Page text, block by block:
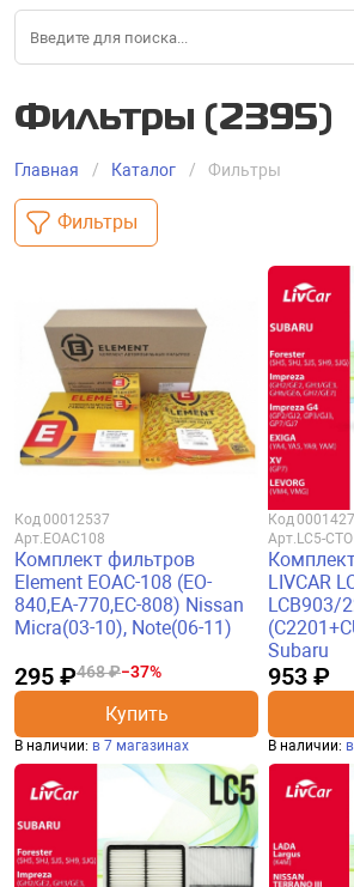
Фильтры (2395)
Главная Каталог Фильтры
Фильтры
Код00012537
Арт. EOAC108
Комплект фильтров
Element EOAC-108 (EO-
840,EA-770,EC-808) Nissan
Micra(03-10), Note(06-11)
295 ₽468 ₽−37%
Купить
В наличии: в 7 магазинах
Код
Арт. LC5-CTO
LIVCAR
LCB903/
Subaru
953 ₽
В наличии: